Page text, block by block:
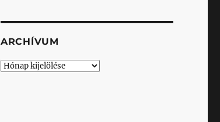
ARCHÍVUM
Archívum